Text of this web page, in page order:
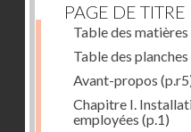
PAGE DE TITRE
Table des matières
Table des planches
Avant-propos
Chapitre I.
employées (p.1)